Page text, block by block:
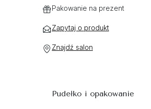
Pakowanie na prezent
Zapytaj o produkt
Znajdź salon
Pudełko i opakowanie